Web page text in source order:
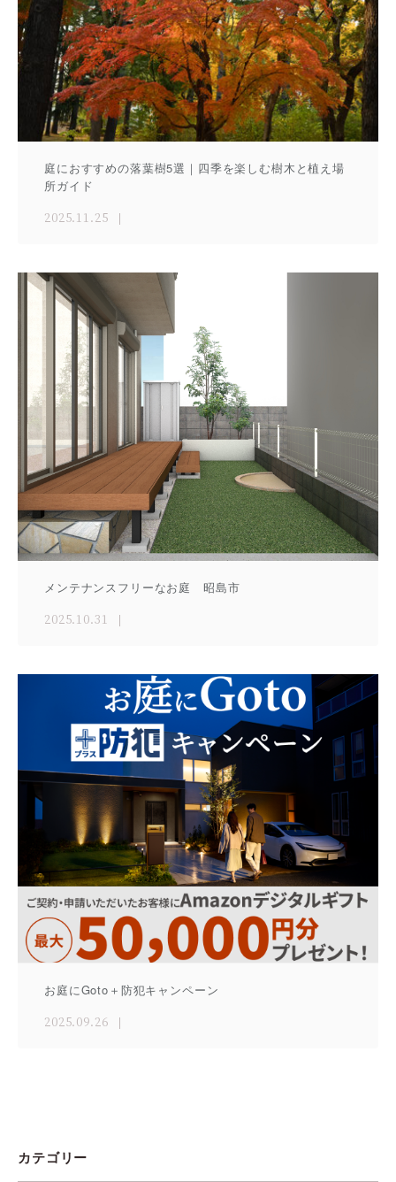
庭におすすめの落葉樹5選｜四季を楽しむ樹木と植え場
所ガイド
2025.11.25
メンテナンスフリーなお庭 昭島市
2025.10.31
お庭にGoto＋防犯キャンペーン
2025.09.26
カテゴリー